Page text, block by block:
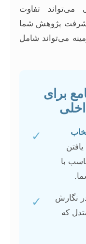
می‌تواند تفاوت
پژوهش شما
می‌تواند شامل
برای
✓
با
✓
نگارش
که